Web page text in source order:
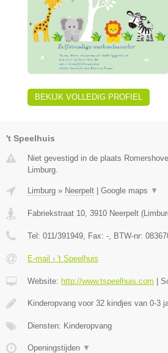
BEKIJK VOLLEDIG PROFIEL
't Speelhuis
Niet gevestigd in de plaats
Limburg.
Limburg » Neerpelt Google maps ▼
Fabriekstraat 10 3910 Neerpelt (
Tel: 011/391949 , Fax: - , BTW-nr:
E-mail › 't Speelhuis
Website: http://www.tspeelhuis.com
Kinderopvang voor 32 kindjes van 0-3
Diensten: Kinderopvang
Openingstijden ▼